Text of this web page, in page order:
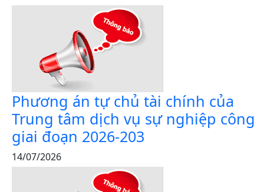
Phương án tự chủ tài chính của
Trung tâm dịch vụ sự nghiệp công
giai đoạn 2026-203
14/07/2026